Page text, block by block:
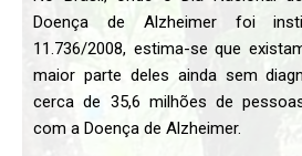
Doença de Alzheimer foi
11.736/2008, estima-se que
maior parte deles ainda sem
cerca de 35,6 milhões de
com a Doença de Alzheimer.